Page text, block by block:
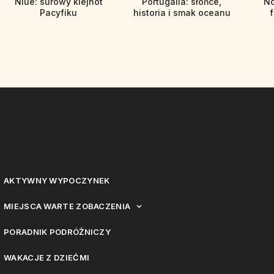
Pacyfiku
historia i smak oceanu
AKTYWNY WYPOCZYNEK
MIEJSCA WARTE ZOBACZENIA
PORADNIK PODRÓŻNICZY
WAKACJE Z DZIEĆMI